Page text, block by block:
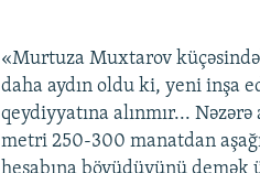
«Murtuza Muxtarov
daha aydın oldu ki, yeni inşa
qeydiyyatına alınmır...
metri 250-300 manatdan